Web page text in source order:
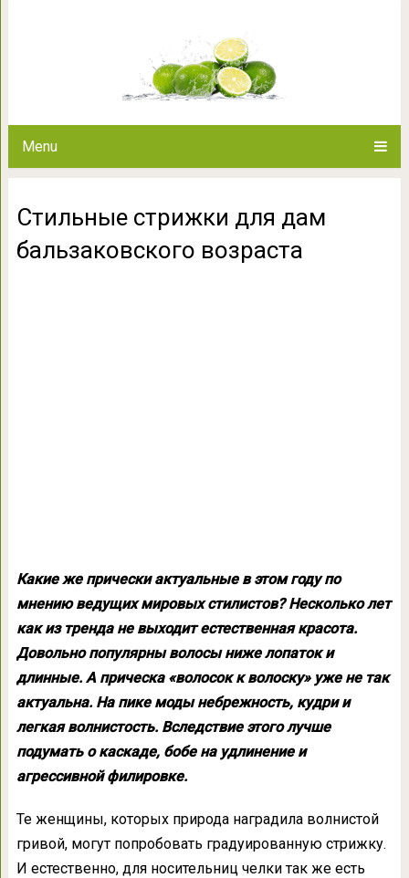
Menu
Стильные стрижки для дам
бальзаковского возраста
Какие же прически актуальные в этом году по
мнению ведущих мировых стилистов? Несколько лет
как из тренда не выходит естественная красота.
Довольно популярны волосы ниже лопаток и
длинные. А прическа «волосок к волоску» уже не так
актуальна. На пике моды небрежность, кудри и
легкая волнистость. Вследствие этого лучше
подумать о каскаде, бобе на удлинение и
агрессивной филировке.
Те женщины, которых природа наградила волнистой
гривой, могут попробовать градуированную стрижку.
И естественно, для носительниц челки так же есть